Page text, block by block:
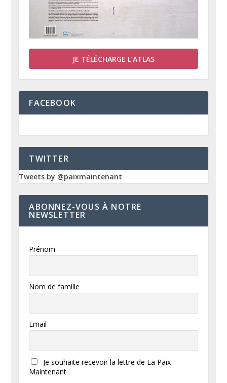
JE TÉLÉCHARGE L’ATLAS
FACEBOOK
TWITTER
Tweets by @paixmaintenant
ABONNEZ-VOUS À NOTRE
NEWSLETTER
Prénom
Nom de famille
Email
Je souhaite recevoir la lettre de La Paix
Maintenant